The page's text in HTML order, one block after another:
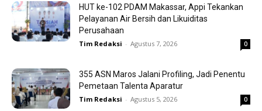
HUT ke-102 PDAM Makassar, Appi Tekankan
Pelayanan Air Bersih dan Likuiditas
Perusahaan
Tim Redaksi - Agustus 7, 2026 0
355 ASN Maros Jalani Profiling, Jadi Penentu
Pemetaan Talenta Aparatur
Tim Redaksi - Agustus 5, 2026 0